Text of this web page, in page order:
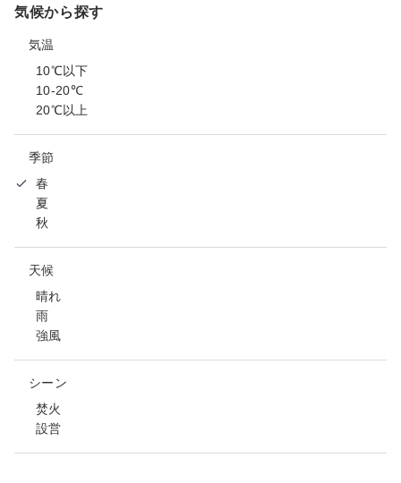
気候から探す
気温
10℃以下
10-20℃
20℃以上
季節
春
夏
秋
天候
晴れ
雨
強風
シーン
焚火
設営